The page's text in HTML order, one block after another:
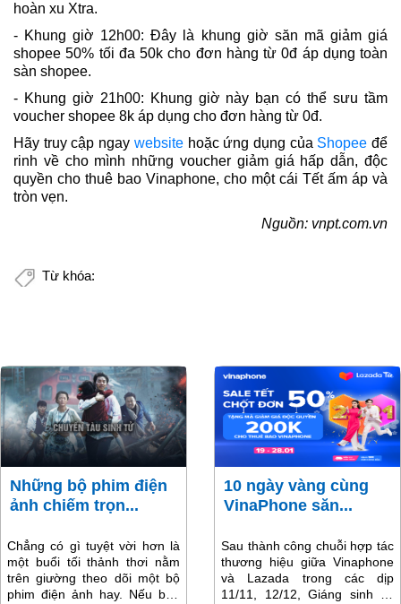
hoàn xu Xtra.
- Khung giờ 12h00: Đây là khung giờ săn mã giảm giá
shopee 50% tối đa 50k cho đơn hàng từ 0đ áp dụng toàn
sàn shopee.
- Khung giờ 21h00: Khung giờ này bạn có thể sưu tầm
voucher shopee 8k áp dụng cho đơn hàng từ 0đ.
Hãy truy cập ngay websitehoặc ứng dụng của Shopee để
rinh về cho mình những voucher giảm giá hấp dẫn, độc
quyền cho thuê bao Vinaphone, cho một cái Tết ấm áp và
tròn vẹn.
Nguồn: vnpt.com.vn
Từ khóa:
Những bộ phim điện
ảnh chiếm trọn...
Chẳng có gì tuyệt vời hơn là
một buổi tối thảnh thơi nằm
trên giường theo dõi một bộ
phim điện ảnh hay. Nếu bạn
10 ngày vàng cùng
VinaPhone săn...
Sau thành công chuỗi hợp tác
thương hiệu giữa Vinaphone
và Lazada trong các dịp
11/11, 12/12, Giáng sinh và